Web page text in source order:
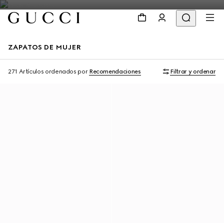
ZAPATOS DE MUJER
271 Artículos ordenados por Recomendaciones Filtrar y ordenar